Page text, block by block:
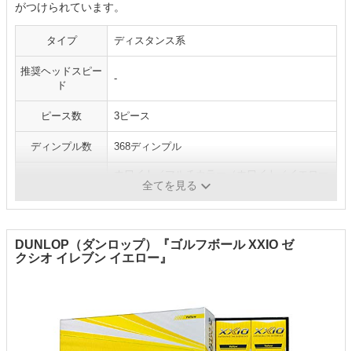
がつけられています。
タイプ ディスタンス系
推奨ヘッドスピー
ド
-
ピース数 3ピース
ディンプル数 368ディンプル
／オレンジ／ピンク）
全てを見る
DUNLOP（ダンロップ）『ゴルフボール XXIO ゼ
クシオ イレブン イエロー』